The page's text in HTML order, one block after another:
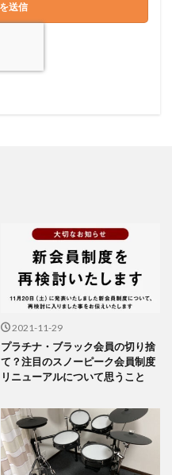
2021-11-29
プラチナ・ブラック会員の切り捨
て？注目のスノーピーク会員制度
リニューアルについて思うこと